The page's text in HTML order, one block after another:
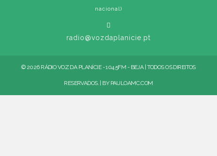
nacional)
radio@vozdaplanicie.pt
© 2026 RÁDIO VOZ DA PLANÍCIE - 104.5FM - BEJA | TODOS OS DIREITOS
RESERVADOS. | BY PAULOAMC.COM